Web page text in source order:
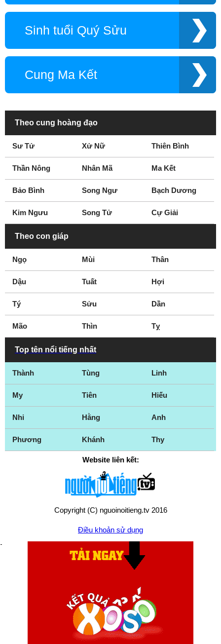
Sinh tuổi Quý Sửu
Cung Ma Kết
Theo cung hoàng đạo
Sư Tử Xử Nữ Thiên Bình
Thần Nông Nhân Mã Ma Kết
Bảo Bình Song Ngư Bạch Dương
Kim Ngưu Song Tử Cự Giải
Theo con giáp
Ngọ Mùi Thân
Dậu Tuất Hợi
Tý Sửu Dần
Mão Thìn Tỵ
Top tên nổi tiếng nhất
Thành Tùng Linh
My Tiên Hiếu
Nhi Hằng Anh
Phương Khánh Thy
Website liên kết:
Copyright (C) nguoinoitieng.tv 2016
Điều khoản sử dụng
mail.nguoinoitieng.tv@gmail.com